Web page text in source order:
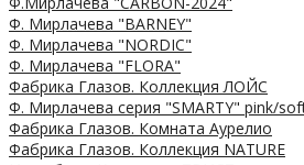
Ф. Мирлачева "BARNEY"
Ф. Мирлачева "NORDIC"
Ф. Мирлачева "FLORA"
Фабрика Глазов. Коллекция ЛОЙС
Ф. Мирлачева серия "SMARTY" pink/
Фабрика Глазов. Комната Аурелио
Фабрика Глазов. Коллекция NATURE